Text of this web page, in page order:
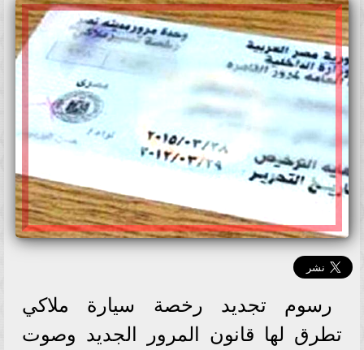
رسوم تجديد رخصة سيارة ملاكي
تطرق لها قانون المرور الجديد وصوت